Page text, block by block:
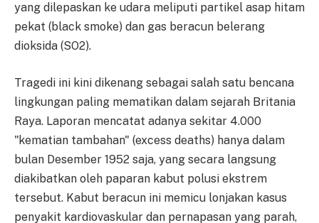
yang dilepaskan ke udara meliputi partikel asap hitam
pekat (black smoke) dan gas beracun belerang
dioksida (SO2).
Tragedi ini kini dikenang sebagai salah satu bencana
lingkungan paling mematikan dalam sejarah Britania
Raya. Laporan mencatat adanya sekitar 4.000
"kematian tambahan" (excess deaths) hanya dalam
bulan Desember 1952 saja, yang secara langsung
diakibatkan oleh paparan kabut polusi ekstrem
tersebut. Kabut beracun ini memicu lonjakan kasus
penyakit kardiovaskular dan pernapasan yang parah,